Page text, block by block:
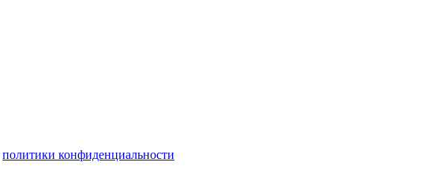
политики конфиденциальности